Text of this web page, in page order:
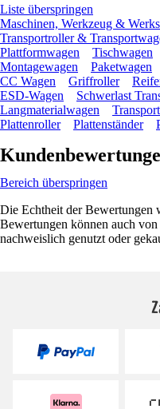
Liste überspringen
Maschinen, Werkzeug &
Transportroller &
Plattformwagen
Tischwagen
Montagewagen
Paketwagen
CC Wagen
Griffroller
ESD-Wagen
Schwerlast
Langmaterialwagen
Plattenroller
Plattenständer
Bereich überspringen
Die Echtheit der Bewertungen
Bewertungen können auch
nachweislich genutzt oder